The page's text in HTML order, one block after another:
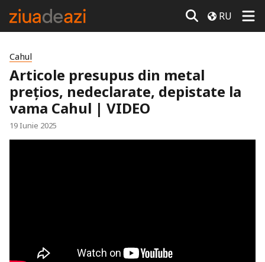
RU
Cahul
Articole presupus din metal
prețios, nedeclarate, depistate la
vama Cahul | VIDEO
19 Iunie 2025